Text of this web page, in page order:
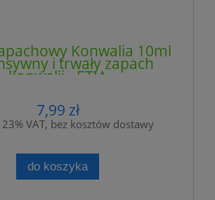
Konwalia 10ml
i trwały zapach
konwalii - ETJA
7,99 zł
VAT, bez kosztów dostawy
do koszyka